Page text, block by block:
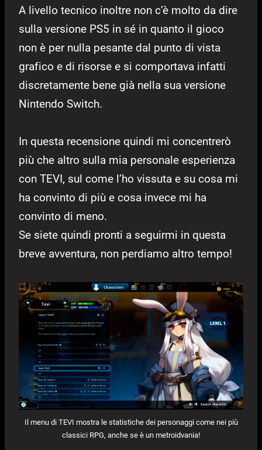
A livello tecnico inoltre non c’è molto da dire
sulla versione PS5 in sé in quanto il gioco
non è per nulla pesante dal punto di vista
grafico e di risorse e si comportava infatti
discretamente bene già nella sua versione
Nintendo Switch.
In questa recensione quindi mi concentrerò
più che altro sulla mia personale esperienza
con TEVI, sul come l’ho vissuta e su cosa mi
ha convinto di più e cosa invece mi ha
convinto di meno.
Se siete quindi pronti a seguirmi in questa
breve avventura, non perdiamo altro tempo!
Il menu di TEVI mostra le statistiche dei personaggi come nei più
classici RPG, anche se è un metroidvania!